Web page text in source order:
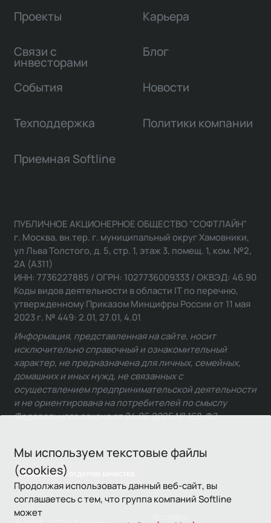
Мы используем текстовые файлы
(cookies)
Продолжая использовать данный веб-сайт, вы
соглашаетесь с тем, что группа компаний Softline
может
Проекты
Связи с
инвесторами
Карьера
Блог
События Новости
Техподдержка Политики компании
Приемная Softline
Связаться с отделом качества
ПУБЛИЧНОЕ АКЦИОНЕРНОЕ ОБЩЕСТВО "СОФТЛАЙН"
г. Москва, вн.тер. г. муниципальный округ Хамовники,
ул Льва Толстого, д. 5, стр. 1, этаж 3, помещ. 1, ком. №2,
2А (А311)
ИНН: 7736227885 / ОГРН: 1027736009333 / ОКВЭД: 46.90
Коды видов деятельности в области IT по перечню,
утвержденному Приказом Минцифры России от 11 мая
2023 г. № 449: 2.01, 27.01, 4.01
Информация, представленная на сайте, носит
исключительно справочный и ознакомительный
характер, не предназначена для личных, семейных,
домашних и иных нужд, не связанных с
осуществлением предпринимательской деятельности
и не ориентирована на потребителей по смыслу
Федерального закона от 24.06.2025 № 168-ФЗ.